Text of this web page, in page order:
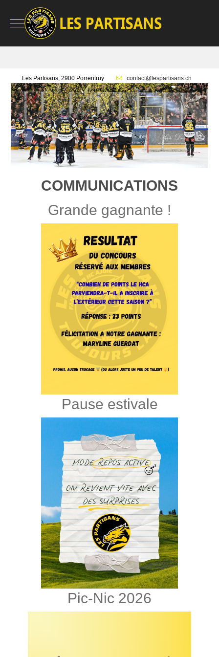
Mobile Menu Toggle
Les Partisans, 2900 Porrentruy contact@lespartisans.ch
COMMUNICATIONS
Grande gagnante !
Pause estivale
Pic-Nic 2026